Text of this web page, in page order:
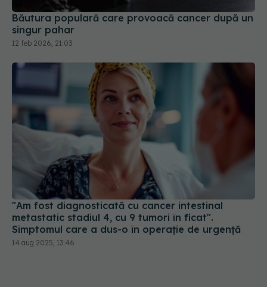
Băutura populară care provoacă cancer după un
singur pahar
12 feb 2026, 21:03
"Am fost diagnosticată cu cancer intestinal
metastatic stadiul 4, cu 9 tumori în ficat".
Simptomul care a dus-o în operație de urgență
14 aug 2025, 13:46